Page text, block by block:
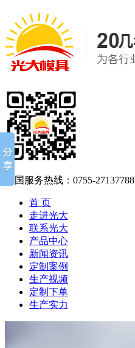
全国服务热线： 0755-27137788
首 页
走进光大
联系光大
产品中心
新闻资讯
定制案例
生产视频
定制下单
生产实力